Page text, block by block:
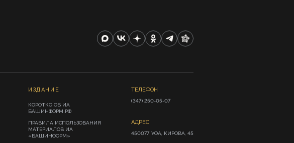
ИЗДАНИЕ
КОРОТКО ОБ ИА
БАШИНФОРМ.РФ
ПРАВИЛА ИСПОЛЬЗОВАНИЯ
МАТЕРИАЛОВ ИА
«БАШИНФОРМ»
ТЕЛЕФОН
(347) 250-05-07
АДРЕС
450077, УФА, КИРОВА, 45